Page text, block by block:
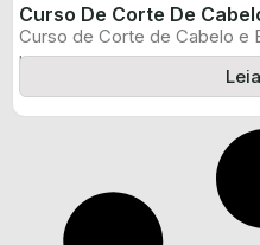
Curso De Corte De
Curso de Corte de Cabelo e
horas, certificado ...